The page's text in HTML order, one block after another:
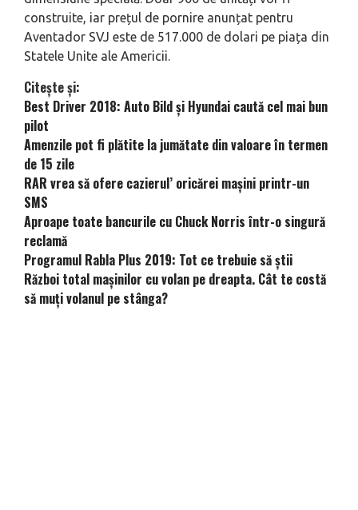
construite, iar prețul de pornire anunțat pentru
Aventador SVJ este de 517.000 de dolari pe piața din
Statele Unite ale Americii.
Citește și:
Best Driver 2018: Auto Bild și Hyundai caută cel mai bun
pilot
Amenzile pot fi plătite la jumătate din valoare în termen
de 15 zile
RAR vrea să ofere cazierul’ oricărei mașini printr-un
SMS
Aproape toate bancurile cu Chuck Norris într-o singură
reclamă
Programul Rabla Plus 2019: Tot ce trebuie să știi
Război total mașinilor cu volan pe dreapta. Cât te costă
să muți volanul pe stânga?